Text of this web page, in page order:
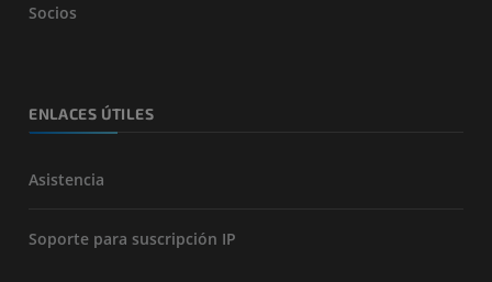
Socios
ENLACES ÚTILES
Asistencia
Soporte para suscripción IP